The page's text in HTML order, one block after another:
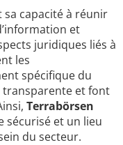
sa capacité à réunir
et
juridiques liés à
les
spécifique du
transparente et font
Terrabörsen
sécurisé et un lieu
du secteur.